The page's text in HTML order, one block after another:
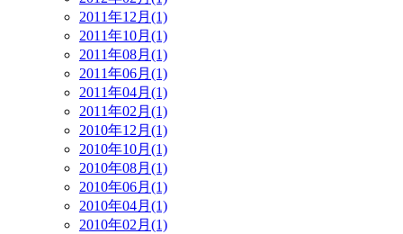
2011年12月(1)
2011年10月(1)
2011年08月(1)
2011年06月(1)
2011年04月(1)
2011年02月(1)
2010年12月(1)
2010年10月(1)
2010年08月(1)
2010年06月(1)
2010年04月(1)
2010年02月(1)